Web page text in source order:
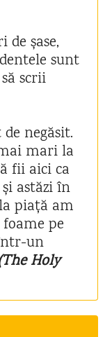
șase,
sunt
scrii
negăsit.
mari la
fii aici ca
astăzi în
piață am
pe
un
Holy